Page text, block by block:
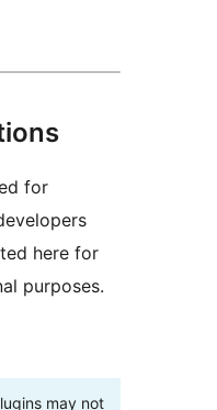
for
here for
purposes.
may not